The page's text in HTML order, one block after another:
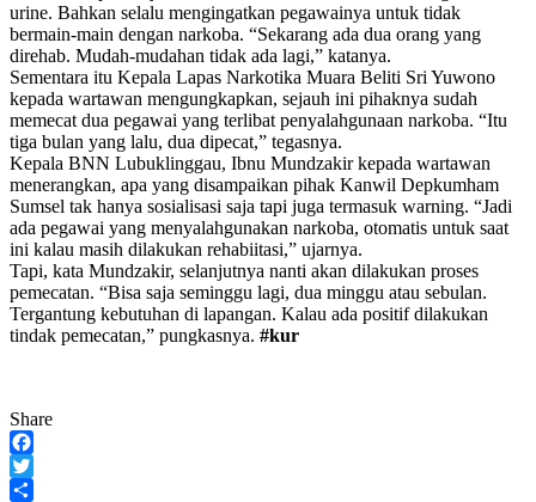
urine. Bahkan selalu mengingatkan pegawainya untuk tidak
bermain-main dengan narkoba. “Sekarang ada dua orang yang
direhab. Mudah-mudahan tidak ada lagi,” katanya.
Sementara itu Kepala Lapas Narkotika Muara Beliti Sri Yuwono
kepada wartawan mengungkapkan, sejauh ini pihaknya sudah
memecat dua pegawai yang terlibat penyalahgunaan narkoba. “Itu
tiga bulan yang lalu, dua dipecat,” tegasnya.
Kepala BNN Lubuklinggau, Ibnu Mundzakir kepada wartawan
menerangkan, apa yang disampaikan pihak Kanwil Depkumham
Sumsel tak hanya sosialisasi saja tapi juga termasuk warning. “Jadi
ada pegawai yang menyalahgunakan narkoba, otomatis untuk saat
ini kalau masih dilakukan rehabiitasi,” ujarnya.
Tapi, kata Mundzakir, selanjutnya nanti akan dilakukan proses
pemecatan. “Bisa saja seminggu lagi, dua minggu atau sebulan.
Tergantung kebutuhan di lapangan. Kalau ada positif dilakukan
tindak pemecatan,” pungkasnya. #kur
Share
Facebook
Twitter